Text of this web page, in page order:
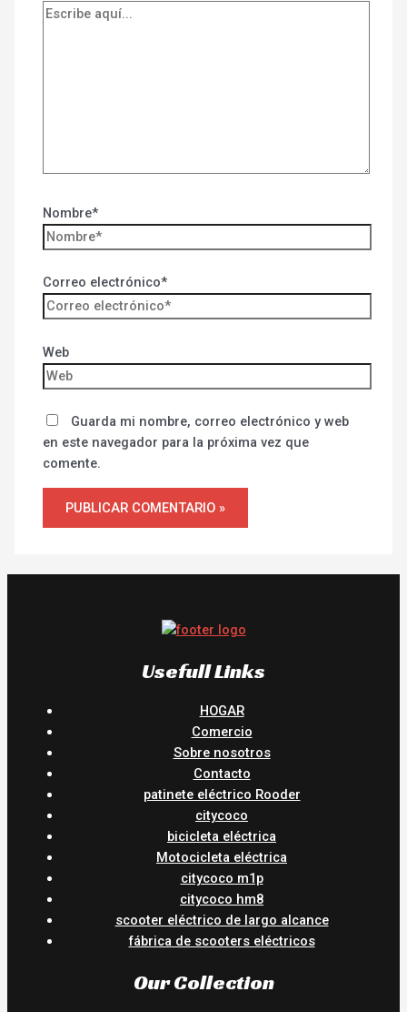
Nombre*
Correo electrónico*
Web
Guarda mi nombre, correo electrónico y web
en este navegador para la próxima vez que
comente.
Usefull Links
HOGAR
Comercio
Sobre nosotros
Contacto
patinete eléctrico Rooder
citycoco
bicicleta eléctrica
Motocicleta eléctrica
citycoco m1p
citycoco hm8
scooter eléctrico de largo alcance
fábrica de scooters eléctricos
Our Collection